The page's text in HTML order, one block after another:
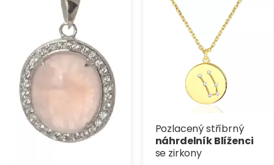
Pozlacený stříbrný
náhrdelník Blíženci
se zirkony